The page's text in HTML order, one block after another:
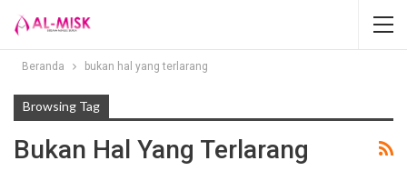
Beranda bukan hal yang terlarang
Browsing Tag
Bukan Hal Yang Terlarang